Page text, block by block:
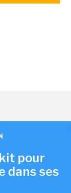
pour
dans ses